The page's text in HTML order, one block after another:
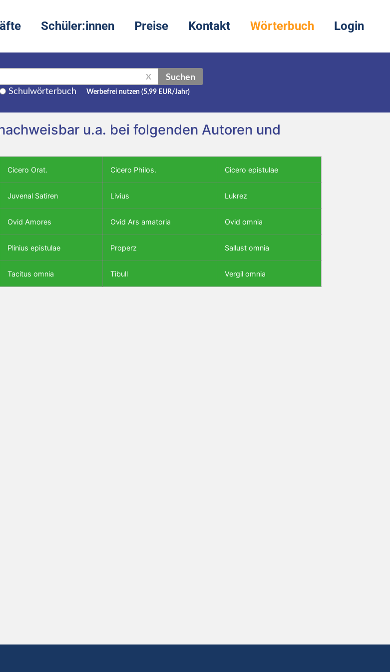
Schüler:innen Preise Kontakt Wörterbuch Login
X Suchen
Schulwörterbuch Werbefrei nutzen (5,99 EUR/Jahr)
u.a. bei folgenden Autoren und
Cicero Orat. Cicero Philos. Cicero epistulae
Juvenal Satiren Livius Lukrez
Ovid Amores Ovid Ars amatoria Ovid omnia
Plinius epistulae Properz Sallust omnia
Tacitus omnia Tibull Vergil omnia